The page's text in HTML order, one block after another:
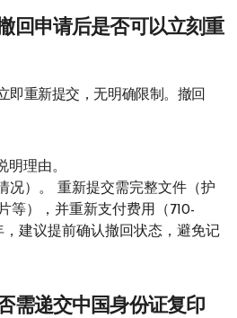
回申请后是否可以立刻重
即重新提交，无明确限制。撤回
明理由。
况）。 重新提交需完整文件（护
等），并重新支付费用（710-
，建议提前确认撤回状态，避免记
需递交中国身份证复印